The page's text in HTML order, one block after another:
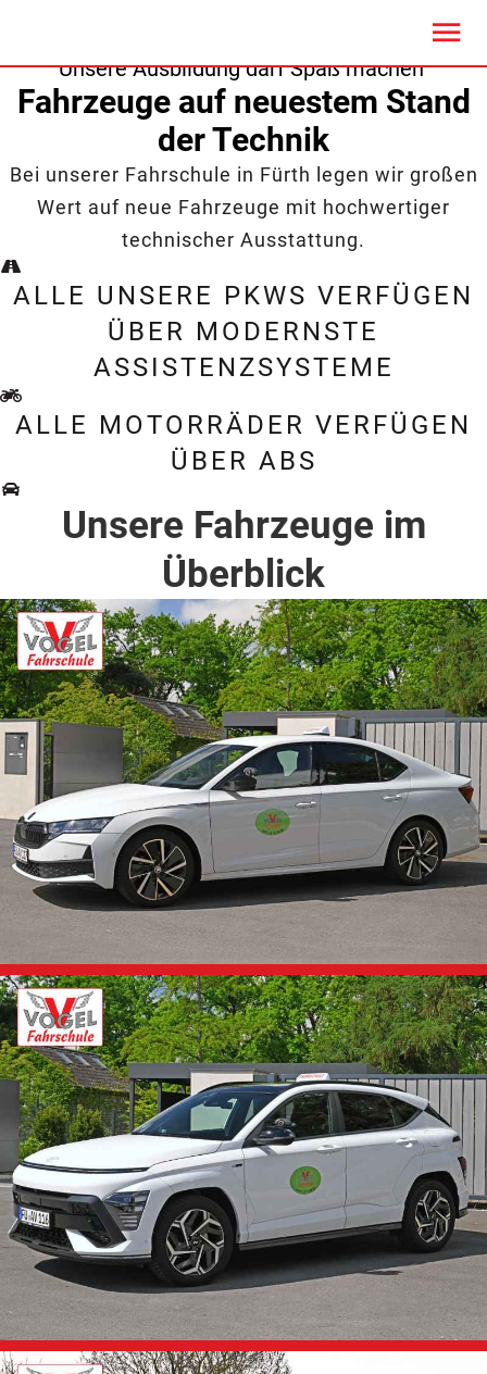
Unsere Ausbildung darf Spaß machen
Fahrzeuge auf neuestem Stand
der Technik
Bei unserer Fahrschule in Fürth legen wir großen
Wert auf neue Fahrzeuge mit hochwertiger
technischer Ausstattung.
ALLE UNSERE PKWS VERFÜGEN
ÜBER MODERNSTE
ASSISTENZSYSTEME
ALLE MOTORRÄDER VERFÜGEN
ÜBER ABS
Unsere Fahrzeuge im
Überblick
Klasse B (Schalter)
Skoda Octavia
Klasse B / BE